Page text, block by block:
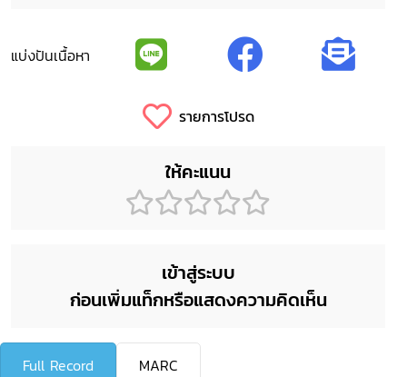
แบ่งปันเนื้อหา
รายการโปรด
ให้คะแนน
เข้าสู่ระบบ
ก่อนเพิ่มแท็กหรือแสดงความคิดเห็น
Full Record MARC